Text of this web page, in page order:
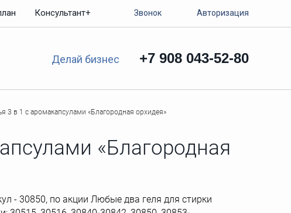
Консультант+ Звонок Авторизация
Делай бизнес +7 908 043-52-80
3 в 1 с аромакапсулами «Благородная орхидея»
«Благородная
- 30850, по акции Любые два геля для стирки